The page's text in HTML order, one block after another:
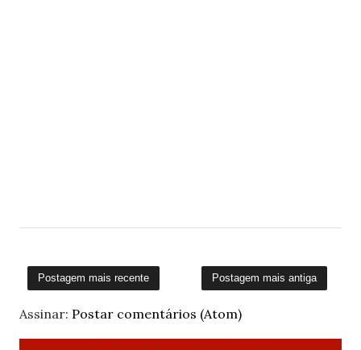
Postagem mais recente Postagem mais antiga
Assinar: Postar comentários (Atom)